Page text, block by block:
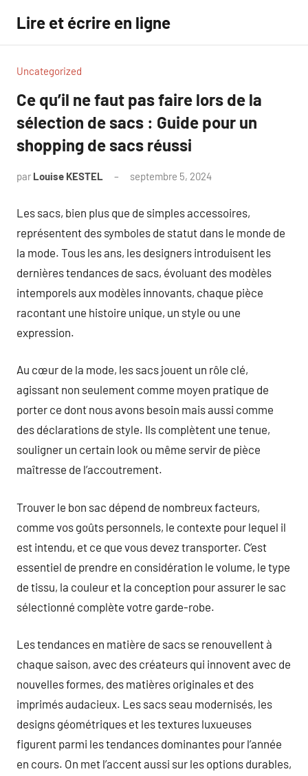
contenu
Lire et écrire en ligne
Uncategorized
Ce qu’il ne faut pas faire lors de la
sélection de sacs : Guide pour un
shopping de sacs réussi
par Louise KESTEL septembre 5, 2024
Les sacs, bien plus que de simples accessoires,
représentent des symboles de statut dans le monde de
la mode. Tous les ans, les designers introduisent les
dernières tendances de sacs, évoluant des modèles
intemporels aux modèles innovants, chaque pièce
racontant une histoire unique, un style ou une
expression.
Au cœur de la mode, les sacs jouent un rôle clé,
agissant non seulement comme moyen pratique de
porter ce dont nous avons besoin mais aussi comme
des déclarations de style. Ils complètent une tenue,
souligner un certain look ou même servir de pièce
maîtresse de l’accoutrement.
Trouver le bon sac dépend de nombreux facteurs,
comme vos goûts personnels, le contexte pour lequel il
est intendu, et ce que vous devez transporter. C’est
essentiel de prendre en considération le volume, le type
de tissu, la couleur et la conception pour assurer le sac
sélectionné complète votre garde-robe.
Les tendances en matière de sacs se renouvellent à
chaque saison, avec des créateurs qui innovent avec de
nouvelles formes, des matières originales et des
imprimés audacieux. Les sacs seau modernisés, les
designs géométriques et les textures luxueuses
figurent parmi les tendances dominantes pour l’année
en cours. On met l’accent aussi sur les options durables,